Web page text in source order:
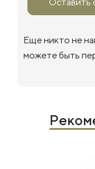
Еще никто не
можете быть